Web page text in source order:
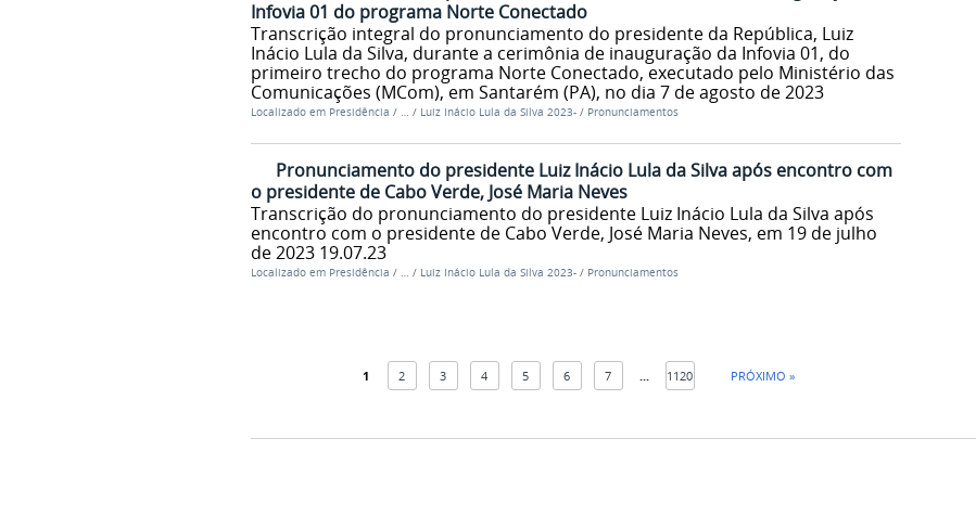
Infovia 01 do programa Norte Conectado
Transcrição integral do pronunciamento do presidente da República, Luiz
Inácio Lula da Silva, durante a cerimônia de inauguração da Infovia 01, do
primeiro trecho do programa Norte Conectado, executado pelo Ministério das
Comunicações (MCom), em Santarém (PA), no dia 7 de agosto de 2023
Localizado em Presidência / … / Luiz Inácio Lula da Silva 2023- / Pronunciamentos
Pronunciamento do presidente Luiz Inácio Lula da Silva após encontro com
o presidente de Cabo Verde, José Maria Neves
Transcrição do pronunciamento do presidente Luiz Inácio Lula da Silva após
encontro com o presidente de Cabo Verde, José Maria Neves, em 19 de julho
de 2023 19.07.23
Localizado em Presidência / … / Luiz Inácio Lula da Silva 2023- / Pronunciamentos
1 2 3 4 5 6 7 1120 PRÓXIMO »